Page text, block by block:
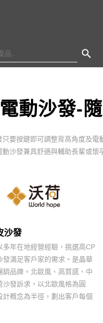
動沙發-
只要按鍵即可調整背高角度及
動沙發兼具舒適與輔助長輩或懷
沙發
多年在地經營經驗，挑選高CP
發滿足客戶家的需求。是晶華
銷品牌。北歐風、高質感、中
沙發訴求，以北歐風格為圓
計概念為半徑，劃出客戶每個